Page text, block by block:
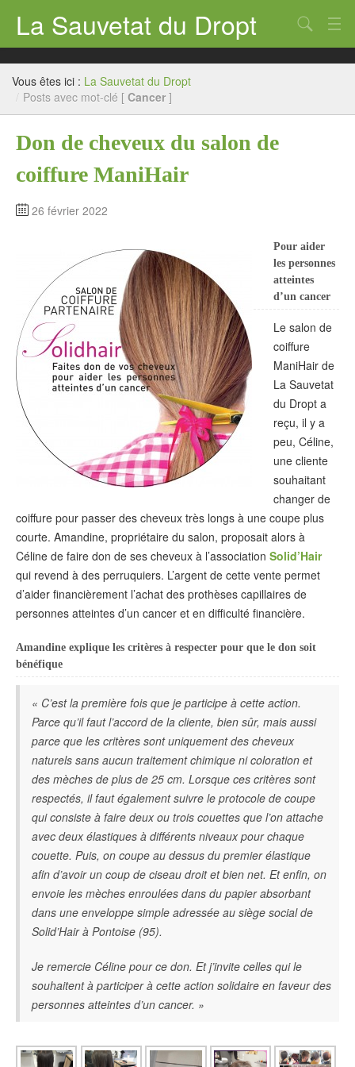
La Sauvetat du Dropt
Accueil
Mairie
Agenda 2026
Contact
Chercher
Vous êtes ici : La Sauvetat du Dropt
/ Posts avec mot-clé [ Cancer ]
Don de cheveux du salon de
coiffure ManiHair
26 février 2022
Pour aider
les personnes
atteintes
d’un cancer
Le salon de
coiffure
ManiHair de
La Sauvetat
du Dropt a
reçu, il y a
peu, Céline,
une cliente
souhaitant
changer de
coiffure pour passer des cheveux très longs à une coupe plus
courte. Amandine, propriétaire du salon, proposait alors à
Céline de faire don de ses cheveux à l’association Solid’Hair
qui revend à des perruquiers. L’argent de cette vente permet
d’aider financièrement l’achat des prothèses capillaires de
personnes atteintes d’un cancer et en difficulté financière.
Amandine explique les critères à respecter pour que le don soit
bénéfique
« C’est la première fois que je participe à cette action.
Parce qu’il faut l’accord de la cliente, bien sûr, mais aussi
parce que les critères sont uniquement des cheveux
naturels sans aucun traitement chimique ni coloration et
des mèches de plus de 25 cm. Lorsque ces critères sont
respectés, il faut également suivre le protocole de coupe
qui consiste à faire deux ou trois couettes que l’on attache
avec deux élastiques à différents niveaux pour chaque
couette. Puis, on coupe au dessus du premier élastique
afin d’avoir un coup de ciseau droit et bien net. Et enfin, on
envoie les mèches enroulées dans du papier absorbant
dans une enveloppe simple adressée au siège social de
Solid’Hair à Pontoise (95).
Je remercie Céline pour ce don. Et j’invite celles qui le
souhaitent à participer à cette action solidaire en faveur des
personnes atteintes d’un cancer. »